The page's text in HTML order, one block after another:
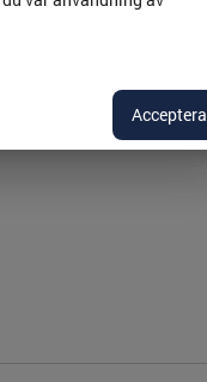
Acceptera